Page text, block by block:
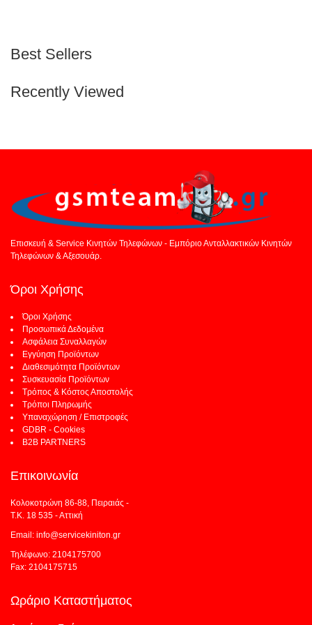
Best Sellers
Recently Viewed
Επισκευή & Service Κινητών Τηλεφώνων - Εμπόριο Ανταλλακτικών Κινητών
Τηλεφώνων & Αξεσουάρ.
Όροι Χρήσης
Όροι Χρήσης
Προσωπικά Δεδομένα
Ασφάλεια Συναλλαγών
Εγγύηση Προϊόντων
Διαθεσιμότητα Προϊόντων
Συσκευασία Προϊόντων
Τρόπος & Κόστος Αποστολής
Τρόποι Πληρωμής
Υπαναχώρηση / Επιστροφές
GDBR - Cookies
B2B PARTNERS
Επικοινωνία
Κολοκοτρώνη 86-88, Πειραιάς -
Τ.Κ. 18 535 - Αττική
Email: info@servicekiniton.gr
Τηλέφωνο: 2104175700
Fax: 2104175715
Ωράριο Καταστήματος